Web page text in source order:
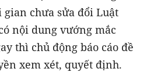
chưa sửa đổi Luật
nội dung vướng mắc
thì chủ động báo cáo đề
xem xét, quyết định.